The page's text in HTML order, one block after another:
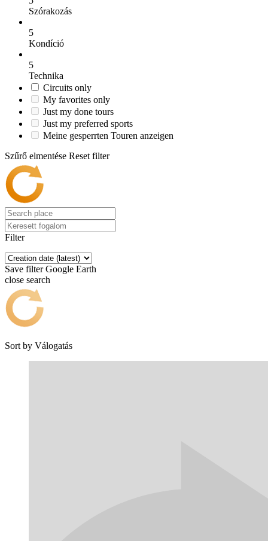
Szórakozás
5
Kondíció
5
Technika
Circuits only
My favorites only
Just my done tours
Just my preferred sports
Meine gesperrten Touren anzeigen
Szűrő elmentése Reset filter
Filter
Save filter Google Earth
close search
Sort by Válogatás